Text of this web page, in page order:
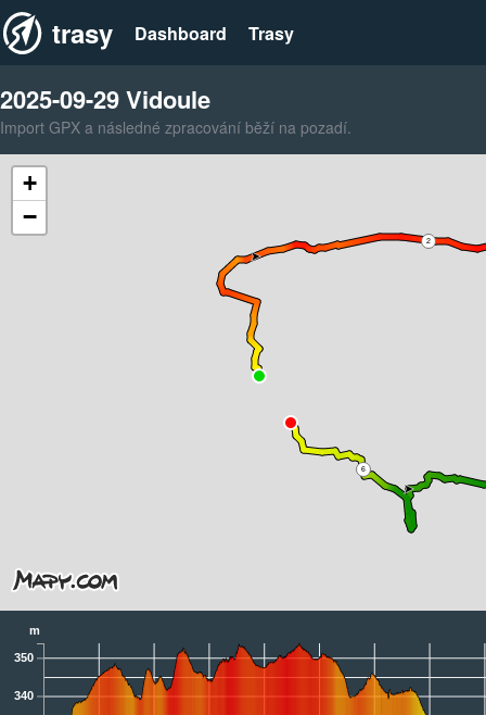
trasy Dashboard Trasy
2025-09-29 Vidoule
Import GPX a následné zpracování běží na pozadí.
2
6
+
−
340
350
m